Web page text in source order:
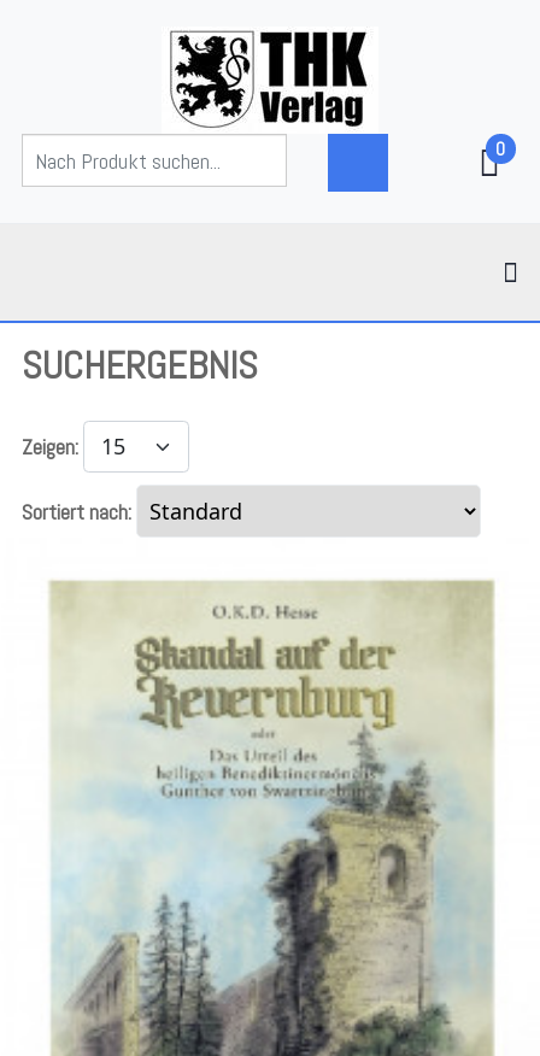
0
SUCHERGEBNIS
Zeigen:
Sortiert nach: